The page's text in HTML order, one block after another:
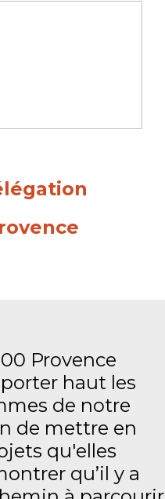
Provence
porter haut les
de notre
de mettre en
qu'elles
qu’il y a